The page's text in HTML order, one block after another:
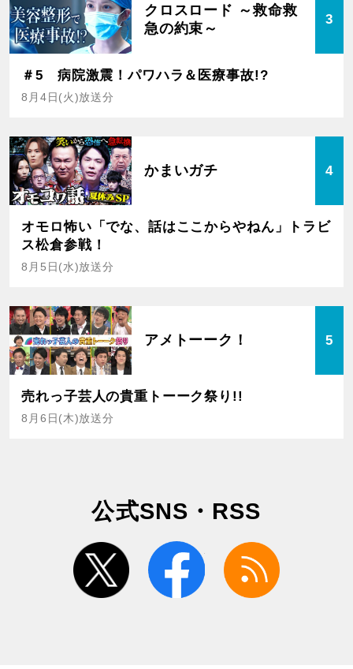
クロスロード ～救命救
急の約束～
3
＃5 病院激震！パワハラ＆医療事故!?
8月4日(火)放送分
かまいガチ 4
オモロ怖い「でな、話はここからやねん」トラビ
ス松倉参戦！
8月5日(水)放送分
アメトーーク！ 5
売れっ子芸人の貴重トーーク祭り!!
8月6日(木)放送分
公式SNS・RSS
twitter facebook